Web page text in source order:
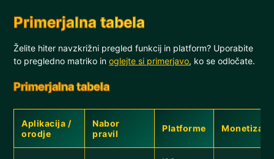
Primerjalna tabela
Želite hiter navzkrižni pregled funkcij in platform? Uporabite
to pregledno matriko inoglejte si primerjavo, ko se odločate.
Primerjalna tabela
Aplikacija /
orodje
Nabor
pravil
Platforme